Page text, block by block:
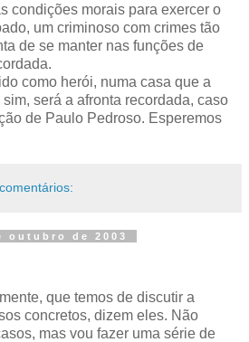
condições morais para exercer o
um criminoso com crimes tão
de se manter nas funções de
como herói, numa casa que a
será a afronta recordada, caso
de Paulo Pedroso. Esperemos
outubro de 2003
que temos de discutir a
concretos, dizem eles. Não
mas vou fazer uma série de